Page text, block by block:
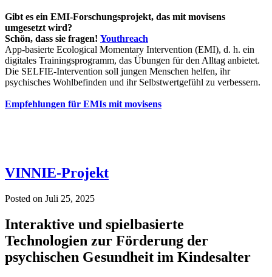
Gibt es ein EMI-Forschungsprojekt, das mit movisens
umgesetzt wird?
Schön, dass sie fragen! Youthreach
App-basierte Ecological Momentary Intervention (EMI), d. h. ein
digitales Trainingsprogramm, das Übungen für den Alltag anbietet.
Die SELFIE-Intervention soll jungen Menschen helfen, ihr
psychisches Wohlbefinden und ihr Selbstwertgefühl zu verbessern.
Empfehlungen für EMIs mit movisens
VINNIE-Projekt
Posted on Juli 25, 2025
Interaktive und spielbasierte
Technologien zur Förderung der
psychischen Gesundheit im Kindesalter